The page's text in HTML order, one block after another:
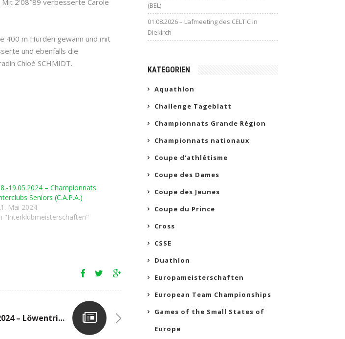
2’08″89 verbesserte Carole
400 m Hürden gewann und mit
und ebenfalls die
Chloé SCHMIDT.
19.05.2024 – Championnats
Seniors (C.A.P.A.)
Mai 2024
"Interklubmeisterschaften"
26.05.2024 – Löwentriathlon In Freilingen (DEU)
(BEL)
01.08.2026 – Lafmeeting des CELTIC in
Diekirch
KATEGORIEN
Aquathlon
Challenge Tageblatt
Championnats Grande Région
Championnats nationaux
Coupe d'athlétisme
Coupe des Dames
Coupe des Jeunes
Coupe du Prince
Cross
CSSE
Duathlon
Europameisterschaften
European Team Championships
Games of the Small States of
Europe